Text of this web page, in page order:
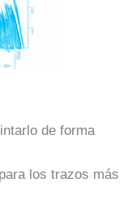
de forma
para los trazos más